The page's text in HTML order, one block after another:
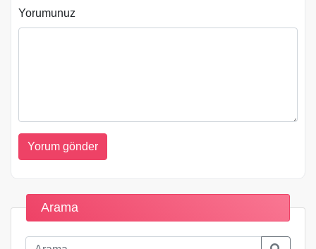
Yorumunuz
Arama